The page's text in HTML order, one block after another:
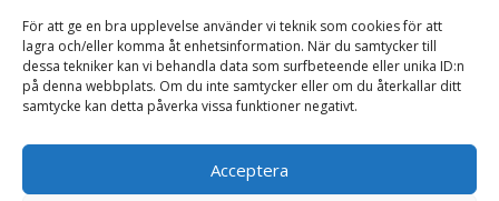
För att ge en bra upplevelse använder vi teknik som cookies för att
lagra och/eller komma åt enhetsinformation. När du samtycker till
dessa tekniker kan vi behandla data som surfbeteende eller unika ID:n
på denna webbplats. Om du inte samtycker eller om du återkallar ditt
samtycke kan detta påverka vissa funktioner negativt.
Acceptera
Retur & Reklamation
Vanliga frågor
Inloggning